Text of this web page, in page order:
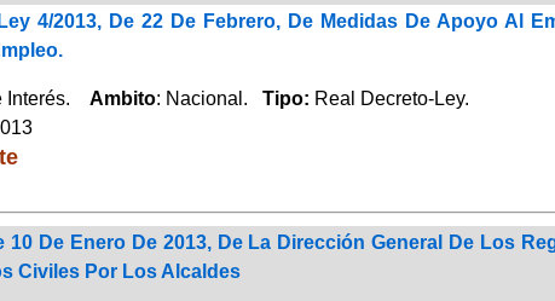
4/2013, De 22 De Febrero, De Medidas De Apoyo Al
Interés. Ambito: Nacional. Tipo: Real Decreto-Ley.
10 De Enero De 2013, De La Dirección General De Los
Civiles Por Los Alcaldes